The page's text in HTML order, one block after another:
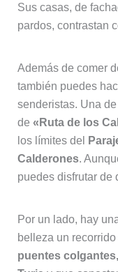
Sus casas, de
pardos, contrastan
Además de comer
también puedes
senderistas. Una
de «Ruta de los
los límites del
Calderones.
puedes disfrutar de
Por un lado, hay
belleza un
puentes